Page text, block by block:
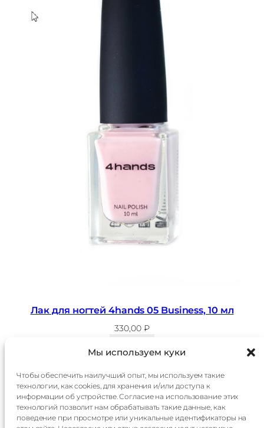
Мы используем куки
Чтобы обеспечить наилучший опыт, мы используем такие
технологии, как cookies, для хранения и/или доступа к
информации об устройстве. Согласие на использование этих
технологий позволит нам обрабатывать такие данные, как
поведение при просмотре или уникальные идентификаторы на
Лак для ногтей 4hands 05 Business, 10 мл
330,00 ₽
Главная
Каталог
О
компании
Доставка
Оплата
Контакты